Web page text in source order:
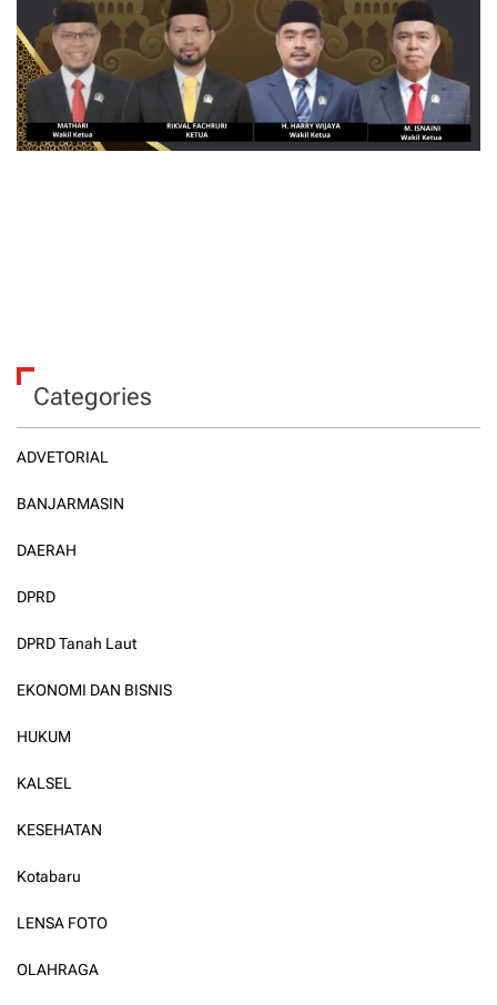
Categories
ADVETORIAL
BANJARMASIN
DAERAH
DPRD
DPRD Tanah Laut
EKONOMI DAN BISNIS
HUKUM
KALSEL
KESEHATAN
Kotabaru
LENSA FOTO
OLAHRAGA